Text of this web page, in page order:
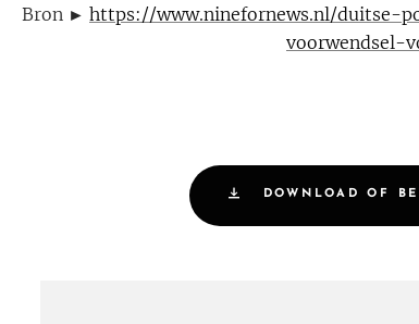
Bron ► https://www.ninefornews.nl/
voorwendsel-
DOWNLOAD OF